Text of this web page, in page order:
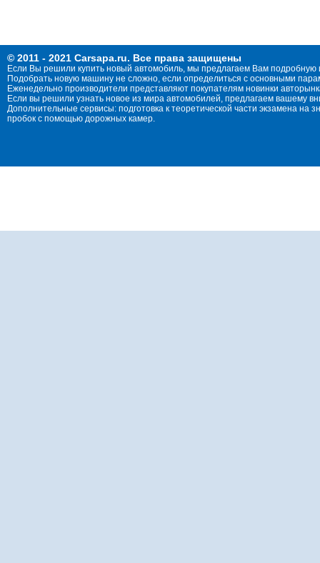
© 2011 - 2021 Carsapa.ru. Все права защищены
Если Вы решили купить новый автомобиль, мы предлагаем Вам
Подобрать новую машину не сложно, если определиться с основными
Еженедельно производители представляют покупателям новинки
Если вы решили узнать новое из мира автомобилей, предлагаем вашему
Дополнительные сервисы: подготовка к теоретической части экзамена
пробок с помощью дорожных камер.